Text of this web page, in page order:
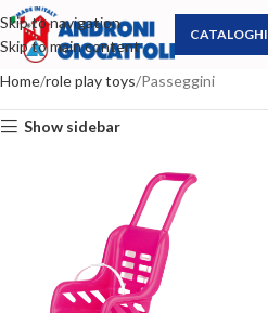
Skip to navigation
Skip to main content
CATALOGHI
Home role play toys Passeggini
Show sidebar